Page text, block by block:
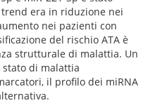
era in riduzione nei
nei pazienti con
del rischio ATA è
strutturale di malattia. Un
di malattia
il profilo dei miRNA